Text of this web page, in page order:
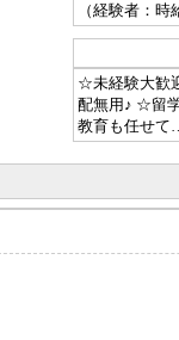
（経験者：
☆未経験大歓
配無用♪ ☆留
教育も任せて